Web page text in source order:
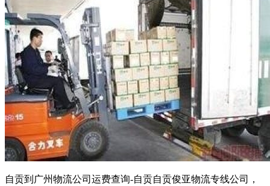
自贡到广州物流公司运费查询-自贡自贡俊亚物流专线公司，